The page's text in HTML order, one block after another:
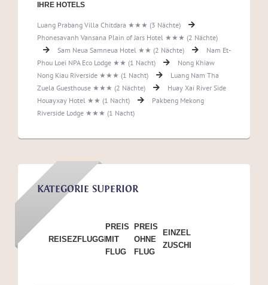
IHRE HOTELS
Luang Prabang Villa Chitdara ★★★ (3 Nächte)
Phonesavanh Vansana Plain of Jars Hotel ★★★ (2 Nächte)
Sam Neua Samneua Hotel ★★ (2 Nächte)
Nam Et-
Phou Loei NPA Eco Lodge ★★ (1 Nacht)
Nong Khiaw
Nong Kiau Riverside ★★★ (1 Nacht)
Luang Nam Tha
Zuela Guesthouse ★★★ (2 Nächte)
Huay Xai River Side
Houayxay Hotel ★★ (1 Nacht)
Pakbeng Mekong
Riverside Lodge ★★★ (1 Nacht)
KATEGORIE SUPERIOR
REISEZEITRAUM
FLUGGESELLSCHAFT
PREIS
MIT
FLUG
PREIS
OHNE
FLUG
EINZELZIMMER-
ZUSCHLAG